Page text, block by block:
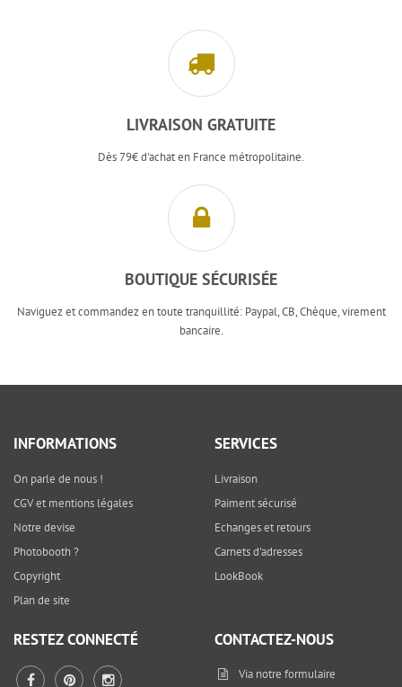
LIVRAISON GRATUITE
Dès 79€ d'achat en France métropolitaine.
BOUTIQUE SÉCURISÉE
Naviguez et commandez en toute tranquillité: Paypal, CB, Chèque, virement
bancaire.
INFORMATIONS
On parle de nous !
CGV et mentions légales
Notre devise
Photobooth ?
Copyright
Plan de site
SERVICES
Livraison
Paiment sécurisé
Echanges et retours
Carnets d'adresses
LookBook
RESTEZ CONNECTÉ CONTACTEZ-NOUS
Via notre formulaire